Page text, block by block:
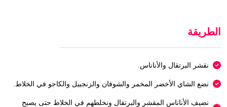
الطريقة
نقشر البرتقال والأناناس.
نضع الشاي الأخضر المخمر والشوفان والزنجبيل والكاجو في الخلاط.
نضيف الأناناس المقشر والبرتقال ونخلطهم في الخلاط حتى يصبح